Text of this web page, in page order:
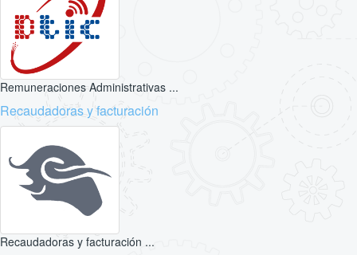
Remuneraciones Administrativas ...
Recaudadoras y facturación
Recaudadoras y facturación ...